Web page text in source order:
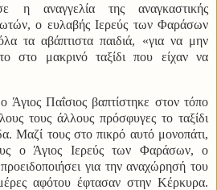
η αναγγελία της αναγκαστικής
ο ευλαβής Ιερεύς των Φαράσων
τα αβάπτιστα παιδιά, «για να μην
στο μακρινό ταξίδι που είχαν να
Παΐσιος βαπτίστηκε στον τόπο
τους άλλους πρόσφυγες το ταξίδι
Μαζί τους στο πικρό αυτό μονοπάτι,
ο Άγιος Ιερεύς των Φαράσων, ο
για την αναχώρησή του
αφότου έφτασαν στην Κέρκυρα.